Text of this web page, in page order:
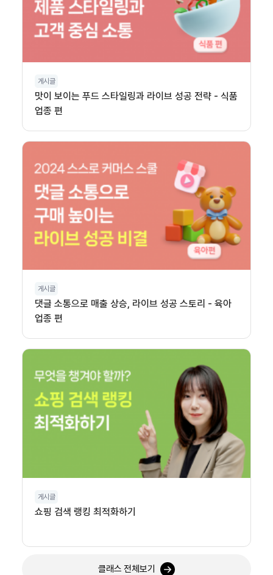
게시글
맛이 보이는 푸드 스타일링과 라이브 성공 전략 - 식품
업종 편
게시글
댓글 소통으로 매출 상승, 라이브 성공 스토리 - 육아
업종 편
게시글
쇼핑 검색 랭킹 최적화하기
클래스 전체보기